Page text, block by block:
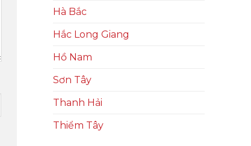
Hà Bắc
Hắc Long Giang
Hồ Nam
Sơn Tây
Thanh Hải
Thiểm Tây